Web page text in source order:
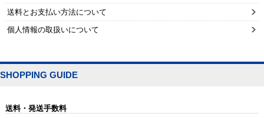
送料とお支払い方法について
個人情報の取扱いについて
SHOPPING GUIDE
送料・発送手数料